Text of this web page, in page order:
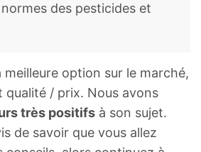
des pesticides et
meilleure option sur le marché,
qualité / prix. Nous avons
très positifs à son sujet.
de savoir que vous allez